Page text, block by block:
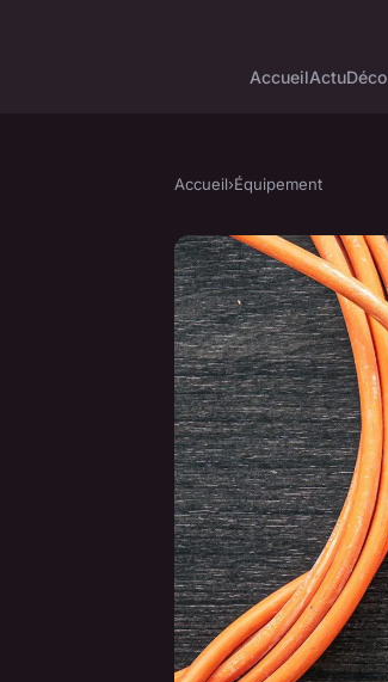
AccueilActuDéco
Accueil›Équipement